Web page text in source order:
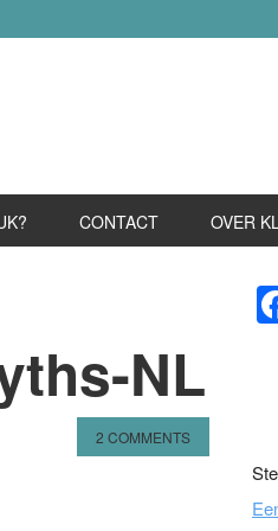
CONTACT OVER
NL
2 COMMENTS